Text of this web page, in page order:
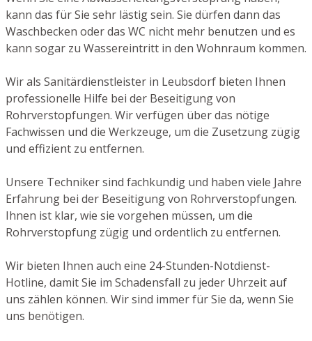
kann das für Sie sehr lästig sein. Sie dürfen dann das
Waschbecken oder das WC nicht mehr benutzen und es
kann sogar zu Wassereintritt in den Wohnraum kommen.
Wir als Sanitärdienstleister in Leubsdorf bieten Ihnen
professionelle Hilfe bei der Beseitigung von
Rohrverstopfungen. Wir verfügen über das nötige
Fachwissen und die Werkzeuge, um die Zusetzung zügig
und effizient zu entfernen.
Unsere Techniker sind fachkundig und haben viele Jahre
Erfahrung bei der Beseitigung von Rohrverstopfungen.
Ihnen ist klar, wie sie vorgehen müssen, um die
Rohrverstopfung zügig und ordentlich zu entfernen.
Wir bieten Ihnen auch eine 24-Stunden-Notdienst-
Hotline, damit Sie im Schadensfall zu jeder Uhrzeit auf
uns zählen können. Wir sind immer für Sie da, wenn Sie
uns benötigen.